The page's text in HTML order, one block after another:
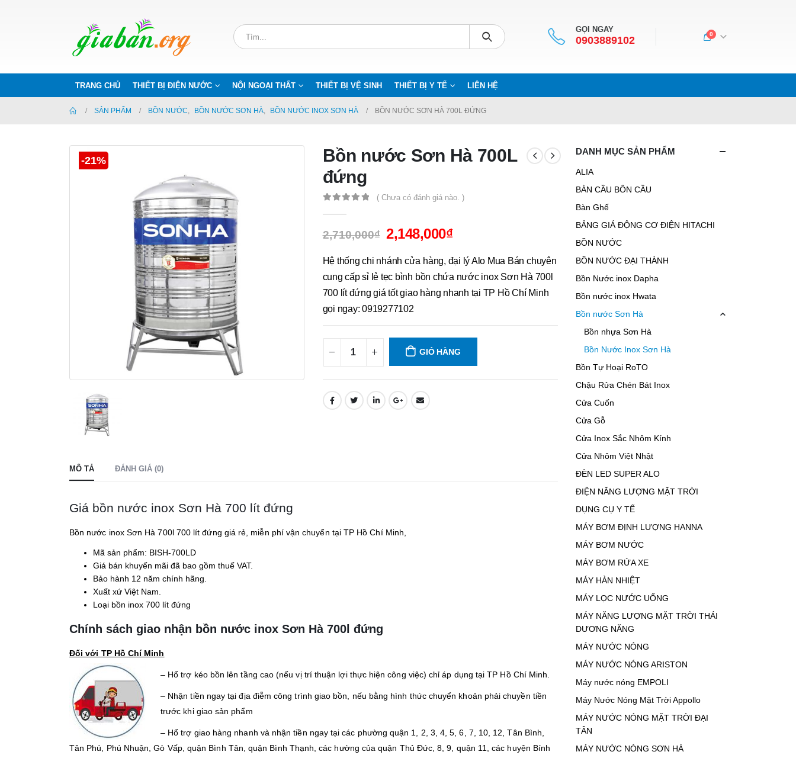
GỌI NGAY
0903889102
0
TRANG CHỦ THIẾT BỊ ĐIỆN NƯỚC NỘI NGOẠI THẤT THIẾT BỊ VỆ SINH THIẾT BỊ Y TẾ LIÊN HỆ
SẢN PHẨM BỒN NƯỚC, BỒN NƯỚC SƠN HÀ, BỒN NƯỚC INOX SƠN HÀ BỒN NƯỚC SƠN HÀ 700L ĐỨNG
-21%
Bồn nước Sơn Hà 700L
đứng
( Chưa có đánh giá nào. )
2,710,000₫ 2,148,000₫
Hệ thống chi nhánh cửa hàng, đại lý Alo Mua Bán chuyên
cung cấp sỉ lẻ tẹc bình bồn chứa nước inox Sơn Hà 700l
700 lít đứng giá tốt giao hàng nhanh tại TP Hồ Chí Minh
gọi ngay: 0919277102
GIỎ HÀNG
MÔ TẢ ĐÁNH GIÁ (0)
Giá bồn nước inox Sơn Hà 700 lít đứng
Bồn nước inox Sơn Hà 700l 700 lít đứng giá rẻ, miễn phí vận chuyển tại TP Hồ Chí Minh,
Mã sản phẩm: BISH-700LD
Giá bán khuyến mãi đã bao gồm thuế VAT.
Bảo hành 12 năm chính hãng.
Xuất xứ Việt Nam.
Loại bồn inox 700 lít đứng
Chính sách giao nhận bồn nước inox Sơn Hà 700l đứng
Đối với TP Hồ Chí Minh
– Hổ trợ kéo bồn lên tầng cao (nếu vị trí thuận lợi thực hiện công việc) chỉ áp dụng tại TP Hồ Chí Minh.
– Nhận tiền ngay tại địa điễm công trình giao bồn, nếu bằng hình thức chuyển khoản phải chuyền tiền
trước khi giao sản phẩm
– Hổ trợ giao hàng nhanh và nhận tiền ngay tại các phường quận 1, 2, 3, 4, 5, 6, 7, 10, 12, Tân Bình,
Tân Phú, Phú Nhuận, Gò Vấp, quận Bình Tân, quận Bình Thạnh, các hường của quận Thủ Đức, 8, 9, quận 11, các huyện Bính
DANH MỤC SẢN PHẨM
ALIA
BÀN CẦU BÔN CẦU
Bàn Ghế
BẢNG GIÁ ĐỘNG CƠ ĐIỆN HITACHI
BỒN NƯỚC
BỒN NƯỚC ĐẠI THÀNH
Bồn Nước inox Dapha
Bồn nước inox Hwata
Bồn nước Sơn Hà
Bồn nhựa Sơn Hà
Bồn Nước Inox Sơn Hà
Bồn Tự Hoại RoTO
Chậu Rửa Chén Bát Inox
Cửa Cuốn
Cửa Gỗ
Cửa Inox Sắc Nhôm Kính
Cửa Nhôm Việt Nhật
ĐÈN LED SUPER ALO
ĐIỆN NĂNG LƯỢNG MẶT TRỜI
DỤNG CỤ Y TẾ
MÁY BƠM ĐỊNH LƯỢNG HANNA
MÁY BƠM NƯỚC
MÁY BƠM RỬA XE
MÁY HÀN NHIỆT
MÁY LỌC NƯỚC UỐNG
MÁY NĂNG LƯỢNG MẶT TRỜI THÁI
DƯƠNG NĂNG
MÁY NƯỚC NÓNG
MÁY NƯỚC NÓNG ARISTON
Máy nước nóng EMPOLI
Máy Nước Nóng Mặt Trời Appollo
MÁY NƯỚC NÓNG MẶT TRỜI ĐẠI
TÂN
MÁY NƯỚC NÓNG SƠN HÀ